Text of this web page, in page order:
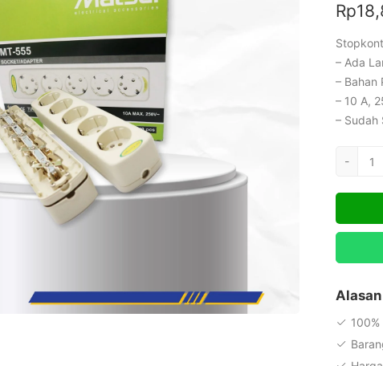
Rp
– Ada
– Bahan
– 10 A,
– Sudah
-
Matsui
555